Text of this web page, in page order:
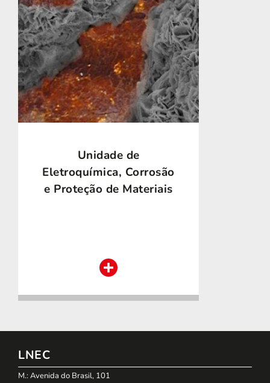
Unidade de
Eletroquímica, Corrosão
e Proteção de Materiais
LNEC
M.: Avenida do Brasil, 101